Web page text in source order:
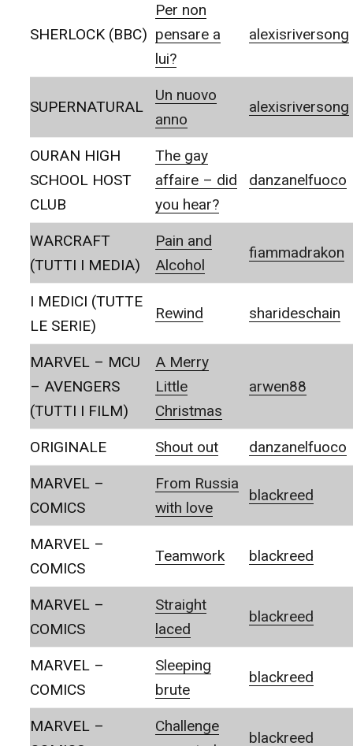
SHERLOCK (BBC)
Per non
pensare a
lui?
alexisriversong
SUPERNATURAL
Un nuovo
anno
alexisriversong
OURAN HIGH
SCHOOL HOST
CLUB
The gay
affaire – did
you hear?
danzanelfuoco
WARCRAFT
(TUTTI I MEDIA)
Pain and
Alcohol
fiammadrakon
I MEDICI (TUTTE
LE SERIE)
Rewind sharideschain
MARVEL – MCU
– AVENGERS
(TUTTI I FILM)
A Merry
Little
Christmas
arwen88
ORIGINALE Shout out
danzanelfuoco
MARVEL –
COMICS
From Russia
with love
blackreed
MARVEL –
COMICS
Teamwork blackreed
MARVEL –
COMICS
Straight
laced
blackreed
MARVEL –
COMICS
Sleeping
brute
blackreed
MARVEL –
Challenge
blackreed